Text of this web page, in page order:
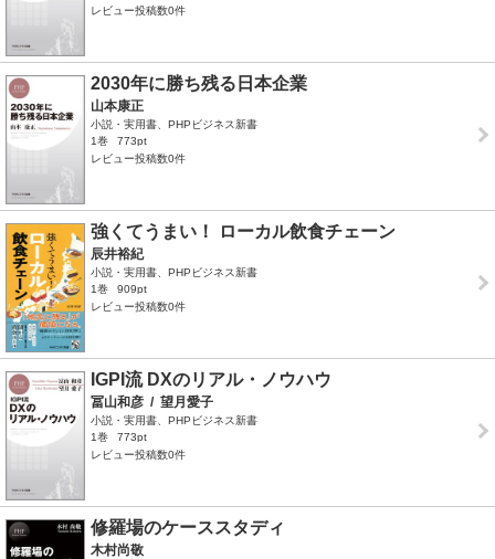
レビュー投稿数0件
2030年に勝ち残る日本企業
山本康正
小説・実用書、PHPビジネス新書
1巻
773pt
レビュー投稿数0件
強くてうまい！ ローカル飲食チェーン
辰井裕紀
小説・実用書、PHPビジネス新書
1巻
909pt
レビュー投稿数0件
IGPI流 DXのリアル・ノウハウ
冨山和彦 / 望月愛子
小説・実用書、PHPビジネス新書
1巻
773pt
レビュー投稿数0件
修羅場のケーススタディ
木村尚敬